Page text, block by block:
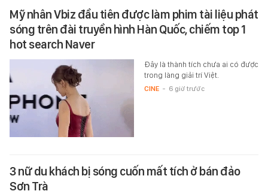
Mỹ nhân Vbiz đầu tiên được làm phim tài liệu phát
sóng trên đài truyền hình Hàn Quốc, chiếm top 1
hot search Naver
Đây là thành tích chưa ai có được
trong làng giải trí Việt.
CINE - 6 giờ trước
3 nữ du khách bị sóng cuốn mất tích ở bán đảo
Sơn Trà